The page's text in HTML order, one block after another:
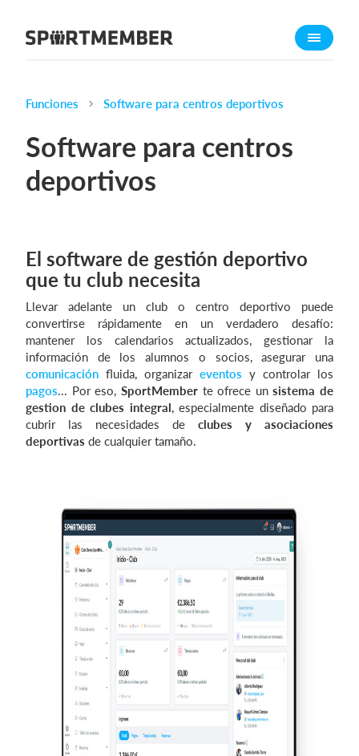
Acerca de SportMember
Funciones
Calendario
App móvil
Tienda Online
¿Cuanto cuesta?
Español
Iniciar sesión
Funciones Software para centros deportivos
Software para centros
deportivos
El software de gestión deportivo
que tu club necesita
Llevar adelante un club o centro deportivo puede
convertirse rápidamente en un verdadero desafío:
mantener los calendarios actualizados, gestionar la
información de los alumnos o socios, asegurar una
comunicación fluida, organizar eventos y controlar los
pagos... Por eso, SportMemberte ofrece unsistema de
gestion de clubes integral, especialmente diseñado para
cubrir las necesidades de clubes y asociaciones
deportivas de cualquier tamaño.